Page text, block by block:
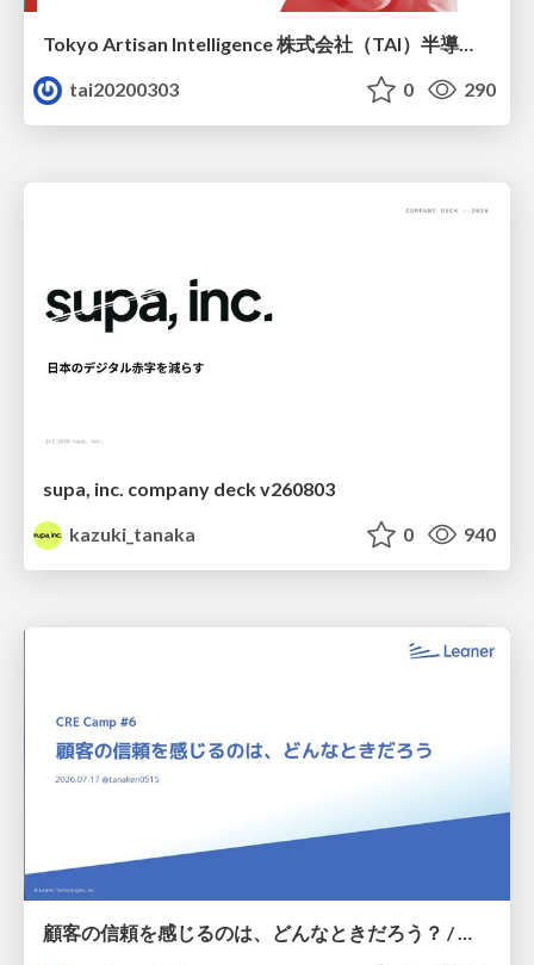
Tokyo Artisan Intelligence 株式会社（TAI）半導体戦略_最新版
tai20200303
0 290
supa, inc. company deck v260803
kazuki_tanaka
0 940
顧客の信頼を感じるのは、どんなときだろう？ / When do you feel a customer's trust?